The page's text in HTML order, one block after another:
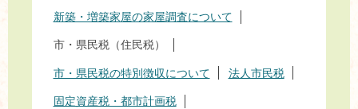
新築・増築家屋の家屋調査について
市・県民税（住民税）
市・県民税の特別徴収について 法人市民税
固定資産税・都市計画税